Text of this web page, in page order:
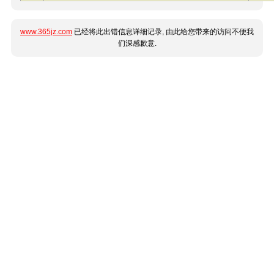
www.365jz.com 已经将此出错信息详细记录, 由此给您带来的访问不便我
们深感歉意.